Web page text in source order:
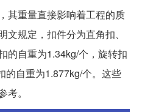
其重量直接影响着工程的质
规定，扣件分为直角扣、
的自重为1.34kg/个，旋转扣
的自重为1.877kg/个。这些
。